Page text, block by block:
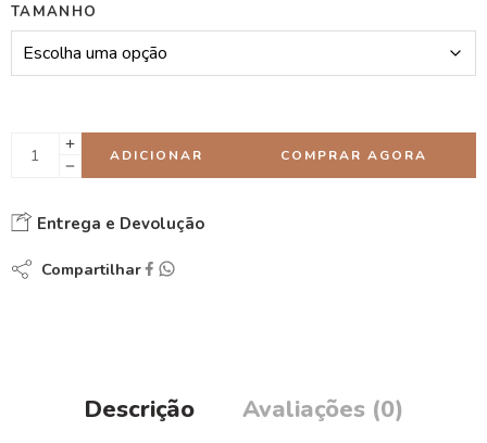
TAMANHO
ADICIONAR COMPRAR AGORA
Entrega e Devolução
Compartilhar
Descrição Avaliações (0)